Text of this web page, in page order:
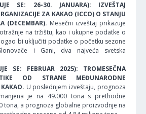
SE: 26-30. JANUARA): IZVEŠTAJ
ZA KAKAO (ICCO) O STANJU
(DECEMBAR). Mesečni izveštaj prikazuje
na tržištu, kao i ukupne podatke o
bi uključiti podatke o početku sezone
i Gani, dva najveća svetska
SE: FEBRUAR 2025): TROMESEČNA
OD STRANE MEĐUNARODNE
U poslednjem izveštaju, prognoza
je na 49.000 tona s prethodne
tona, a prognoza globalne proizvodnje na